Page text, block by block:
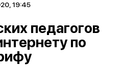
19:45
педагогов
по